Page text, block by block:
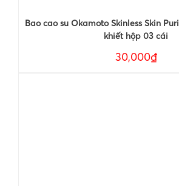
Bao cao su Okamoto Skinless Skin
khiết hộp 03 cái
30,000₫